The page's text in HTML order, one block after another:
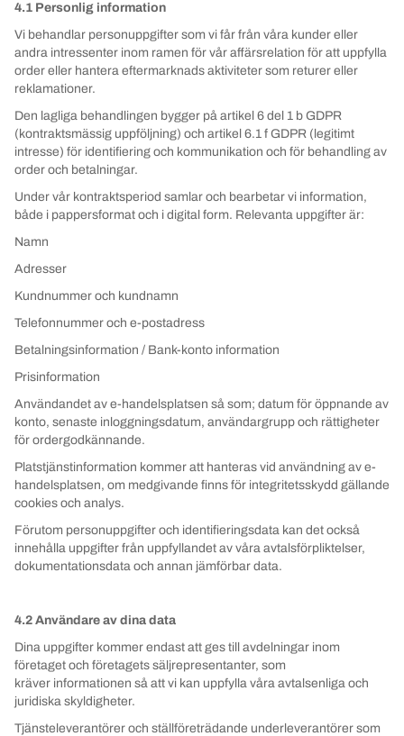
4.1 Personlig information
Vi behandlar personuppgifter som vi får från våra kunder eller
andra intressenter inom ramen för vår affärsrelation för att uppfylla
order eller hantera eftermarknads aktiviteter som returer eller
reklamationer.
Den lagliga behandlingen bygger på artikel 6 del 1 b GDPR
(kontraktsmässig uppföljning) och artikel 6.1 f GDPR (legitimt
intresse) för identifiering och kommunikation och för behandling av
order och betalningar.
Under vår kontraktsperiod samlar och bearbetar vi information,
både i pappersformat och i digital form. Relevanta uppgifter är:
Namn
Adresser
Kundnummer och kundnamn
Telefonnummer och e-postadress
Betalningsinformation / Bank-konto information
Prisinformation
Användandet av e-handelsplatsen så som; datum för öppnande av
konto, senaste inloggningsdatum, användargrupp och rättigheter
för ordergodkännande.
Platstjänstinformation kommer att hanteras vid användning av e-
handelsplatsen, om medgivande finns för integritetsskydd gällande
cookies och analys.
Förutom personuppgifter och identifieringsdata kan det också
innehålla uppgifter från uppfyllandet av våra avtalsförpliktelser,
dokumentationsdata och annan jämförbar data.
4.2 Användare av dina data
Dina uppgifter kommer endast att ges till avdelningar inom
företaget och företagets säljrepresentanter, som
kräver informationen så att vi kan uppfylla våra avtalsenliga och
juridiska skyldigheter.
Tjänsteleverantörer och ställföreträdande underleverantörer som